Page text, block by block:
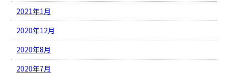
2021年1月
2020年12月
2020年8月
2020年7月